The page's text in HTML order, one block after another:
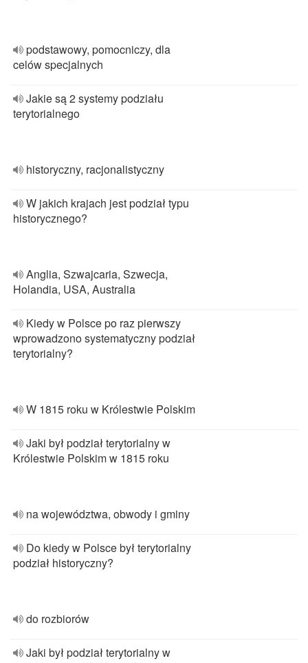
podstawowy, pomocniczy, dla
celów specjalnych
Jakie są 2 systemy podziału
terytorialnego
historyczny, racjonalistyczny
W jakich krajach jest podział typu
historycznego?
Anglia, Szwajcaria, Szwecja,
Holandia, USA, Australia
Kiedy w Polsce po raz pierwszy
wprowadzono systematyczny podział
terytorialny?
W 1815 roku w Królestwie Polskim
Jaki był podział terytorialny w
Królestwie Polskim w 1815 roku
na województwa, obwody i gminy
Do kiedy w Polsce był terytorialny
podział historyczny?
do rozbiorów
Jaki był podział terytorialny w